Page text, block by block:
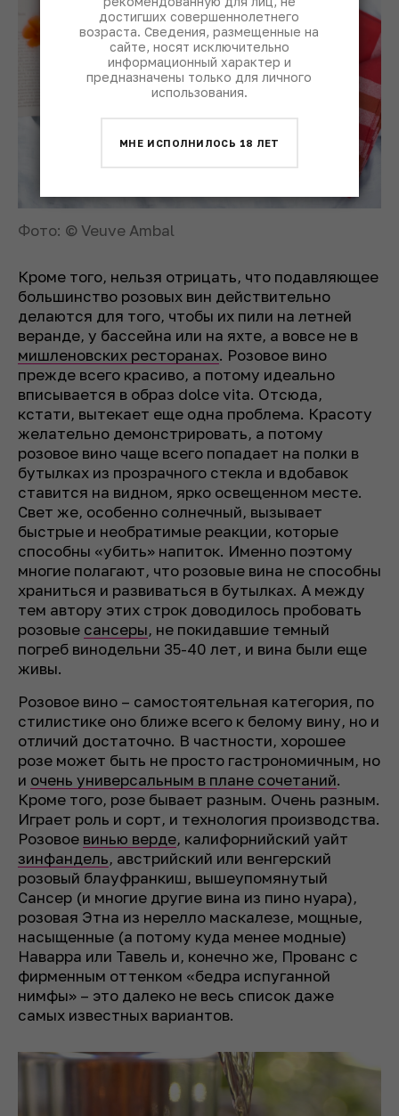
Фото: © Veuve Ambal
Кроме того, нельзя отрицать, что подавляющее
большинство розовых вин действительно
делаются для того, чтобы их пили на летней
веранде, у бассейна или на яхте, а вовсе не в
мишленовских ресторанах. Розовое вино
прежде всего красиво, а потому идеально
вписывается в образ dolce vita. Отсюда,
кстати, вытекает еще одна проблема. Красоту
желательно демонстрировать, а потому
розовое вино чаще всего попадает на полки в
бутылках из прозрачного стекла и вдобавок
ставится на видном, ярко освещенном месте.
Свет же, особенно солнечный, вызывает
быстрые и необратимые реакции, которые
способны «убить» напиток. Именно поэтому
многие полагают, что розовые вина не способны
храниться и развиваться в бутылках. А между
тем автору этих строк доводилось пробовать
розовые сансеры, не покидавшие темный
погреб винодельни 35-40 лет, и вина были еще
живы.
Розовое вино – самостоятельная категория, по
стилистике оно ближе всего к белому вину, но и
отличий достаточно. В частности, хорошее
розе может быть не просто гастрономичным, но
и очень универсальным в плане сочетаний.
Кроме того, розе бывает разным. Очень разным.
Играет роль и сорт, и технология производства.
Розовое винью верде, калифорнийский уайт
зинфандель, австрийский или венгерский
розовый блауфранкиш, вышеупомянутый
Сансер (и многие другие вина из пино нуара),
розовая Этна из нерелло маскалезе, мощные,
насыщенные (а потому куда менее модные)
Наварра или Тавель и, конечно же, Прованс с
фирменным оттенком «бедра испуганной
нимфы» – это далеко не весь список даже
самых известных вариантов.
достигших совершеннолетнего
возраста. Сведения, размещенные на
сайте, носят исключительно
информационный характер и
предназначены только для личного
использования.
МНЕ ИСПОЛНИЛОСЬ 18 ЛЕТ